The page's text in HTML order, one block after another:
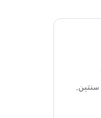
سنتين.